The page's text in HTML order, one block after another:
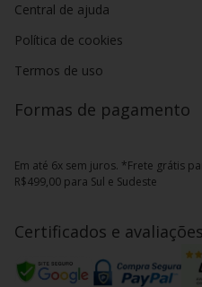
Central de ajuda
Política de cookies
Termos de uso
Formas de pagamento
Em até 6x sem juros. *Frete grátis
R$499,00 para Sul e Sudeste
Certificados e avaliações